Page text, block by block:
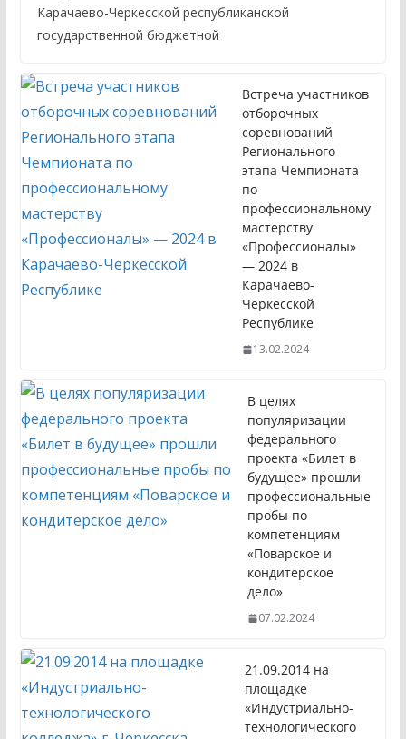
Карачаево-Черкесской республиканской
государственной бюджетной
Встреча участников
отборочных
соревнований
Регионального
этапа Чемпионата
по
профессиональному
мастерству
«Профессионалы»
— 2024 в
Карачаево-
Черкесской
Республике
13.02.2024
В целях
популяризации
федерального
проекта «Билет в
будущее» прошли
профессиональные
пробы по
компетенциям
«Поварское и
кондитерское
дело»
07.02.2024
21.09.2014 на
площадке
«Индустриально-
технологического